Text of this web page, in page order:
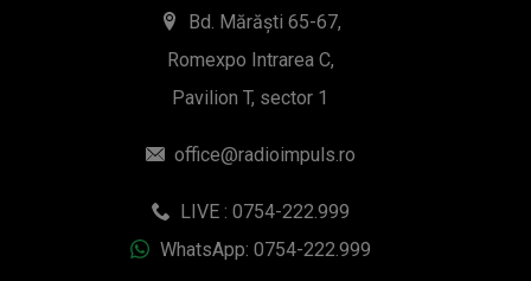
Bd. Mărăști 65-67,
Romexpo Intrarea C,
Pavilion T, sector 1
office@radioimpuls.ro
LIVE : 0754-222.999
WhatsApp: 0754-222.999